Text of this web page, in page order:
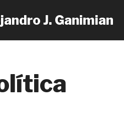
J. Ganimian